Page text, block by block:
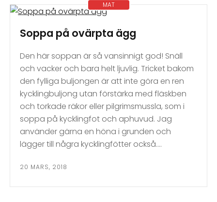
MAT
Soppa på ovärpta ägg
Den här soppan är så vansinnigt god! Snäll
och vacker och bara helt ljuvlig. Tricket bakom
den fylliga buljongen är att inte göra en ren
kycklingbuljong utan förstärka med fläskben
och torkade räkor eller pilgrimsmussla, som i
soppa på kycklingfot och aphuvud. Jag
använder gärna en höna i grunden och
lägger till några kycklingfötter också….
20 MARS, 2018